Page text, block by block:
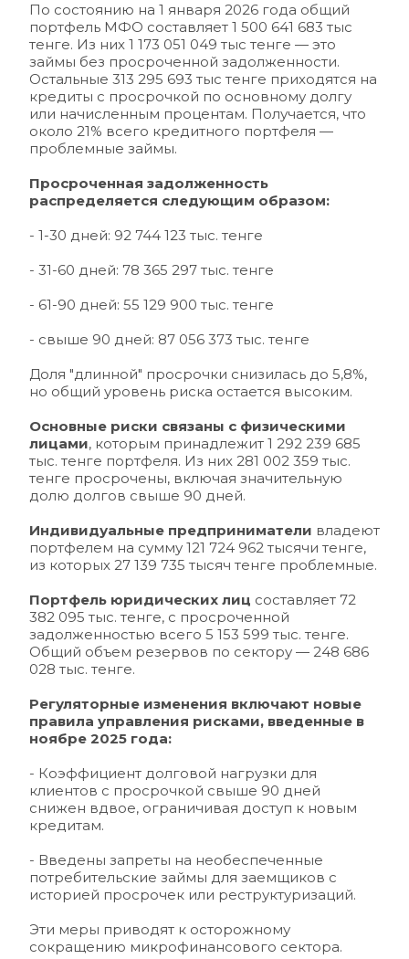
По состоянию на 1 января 2026 года общий
портфель МФО составляет 1 500 641 683 тыс
тенге. Из них 1 173 051 049 тыс тенге — это
займы без просроченной задолженности.
Остальные 313 295 693 тыс тенге приходятся на
кредиты с просрочкой по основному долгу
или начисленным процентам. Получается, что
около 21% всего кредитного портфеля —
проблемные займы.
Просроченная задолженность
распределяется следующим образом:
- 1-30 дней: 92 744 123 тыс. тенге
- 31-60 дней: 78 365 297 тыс. тенге
- 61-90 дней: 55 129 900 тыс. тенге
- свыше 90 дней: 87 056 373 тыс. тенге
Доля "длинной" просрочки снизилась до 5,8%,
но общий уровень риска остается высоким.
Основные риски связаны с физическими
лицами, которым принадлежит 1 292 239 685
тыс. тенге портфеля. Из них 281 002 359 тыс.
тенге просрочены, включая значительную
долю долгов свыше 90 дней.
Индивидуальные предприниматели владеют
портфелем на сумму 121 724 962 тысячи тенге,
из которых 27 139 735 тысяч тенге проблемные.
Портфель юридических лиц составляет 72
382 095 тыс. тенге, с просроченной
задолженностью всего 5 153 599 тыс. тенге.
Общий объем резервов по сектору — 248 686
028 тыс. тенге.
Регуляторные изменения включают новые
правила управления рисками, введенные в
ноябре 2025 года:
- Коэффициент долговой нагрузки для
клиентов с просрочкой свыше 90 дней
снижен вдвое, ограничивая доступ к новым
кредитам.
- Введены запреты на необеспеченные
потребительские займы для заемщиков с
историей просрочек или реструктуризаций.
Эти меры приводят к осторожному
сокращению микрофинансового сектора.